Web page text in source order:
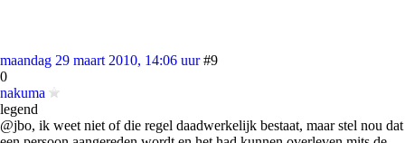
maandag 29 maart 2010, 14:06 uur #9
0
nakuma
legend
@jbo, ik weet niet of die regel daadwerkelijk bestaat, maar stel nou dat